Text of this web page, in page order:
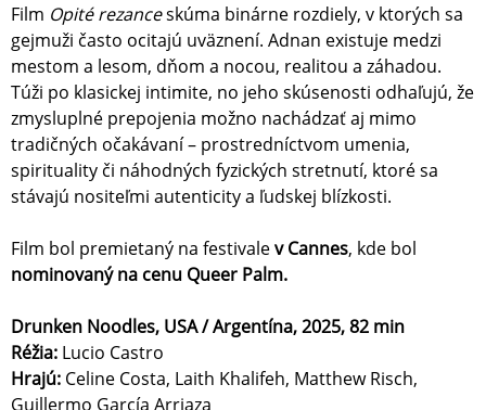
Film Opité rezanceskúma binárne rozdiely, v ktorých sa
gejmuži často ocitajú uväznení. Adnan existuje medzi
mestom a lesom, dňom a nocou, realitou a záhadou.
Túži po klasickej intimite, no jeho skúsenosti odhaľujú, že
zmysluplné prepojenia možno nachádzať aj mimo
tradičných očakávaní – prostredníctvom umenia,
spirituality či náhodných fyzických stretnutí, ktoré sa
stávajú nositeľmi autenticity a ľudskej blízkosti.
Film bol premietaný na festivalev Cannes, kde bol
nominovaný na cenu Queer Palm.
Drunken Noodles, USA / Argentína, 2025, 82 min
Réžia: Lucio Castro
Hrajú: Celine Costa, Laith Khalifeh, Matthew Risch,
Guillermo García Arriaza